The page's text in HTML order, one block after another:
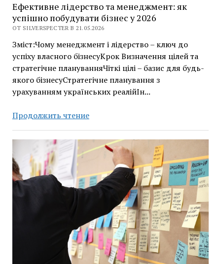
Ефективне лідерство та менеджмент: як
успішно побудувати бізнес у 2026
ОТ SILVERSPECTER В 21.05.2026
Зміст:Чому менеджмент і лідерство – ключ до
успіху власного бізнесуКрок Визначення цілей та
стратегічне плануванняЧіткі цілі – базис для будь-
якого бізнесуСтратегічне планування з
урахуванням українських реалійІн...
Продолжить чтениеЕфективне
та
менеджмент:
успішно
побудувати
бізнес
2026